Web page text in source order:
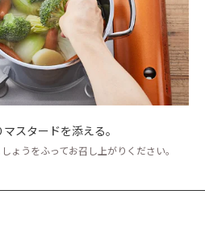
スタードを添える。
ょうをふってお召し上がりください。